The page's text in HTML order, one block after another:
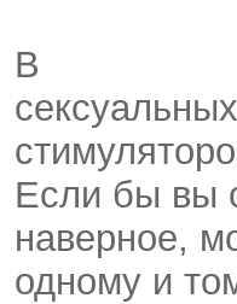
В
Если бы вы
наверное,
одному и